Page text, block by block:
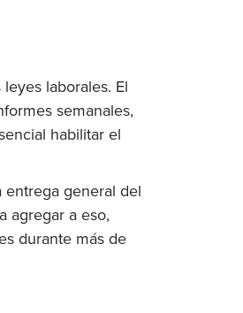
laborales. El
semanales,
habilitar el
general del
agregar a eso,
durante más de